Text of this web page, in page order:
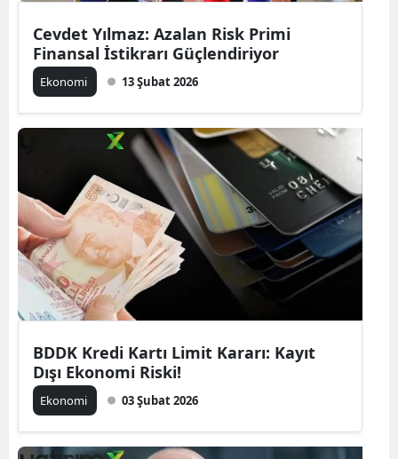
Cevdet Yılmaz: Azalan Risk Primi
Finansal İstikrarı Güçlendiriyor
Ekonomi 13 Şubat 2026
BDDK Kredi Kartı Limit Kararı: Kayıt
Dışı Ekonomi Riski!
Ekonomi 03 Şubat 2026